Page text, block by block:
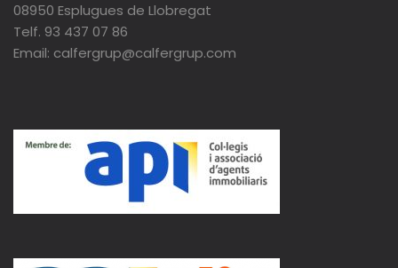
08950 Esplugues de Llobregat
Telf. 93 437 07 86
Email: calfergrup@calfergrup.com